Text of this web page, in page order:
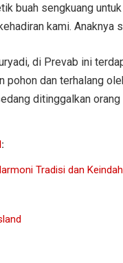
buah sengkuang
kami. Anaknya
di Prevab ini
dan terhalang
ditinggalkan orang
:
Tradisi dan